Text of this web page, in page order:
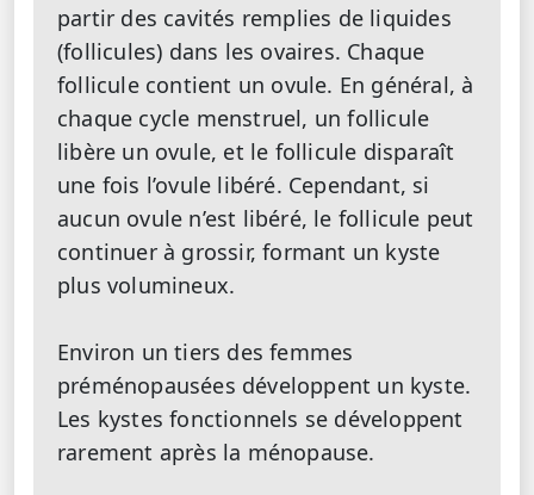
partir des cavités remplies de liquides
(follicules) dans les ovaires. Chaque
follicule contient un ovule. En général, à
chaque cycle menstruel, un follicule
libère un ovule, et le follicule disparaît
une fois l’ovule libéré. Cependant, si
aucun ovule n’est libéré, le follicule peut
continuer à grossir, formant un kyste
plus volumineux.
Environ un tiers des femmes
préménopausées développent un kyste.
Les kystes fonctionnels se développent
rarement après la ménopause.